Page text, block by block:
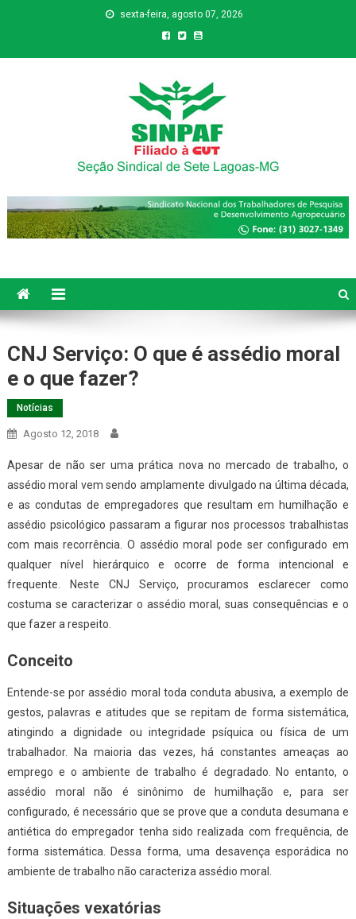
sexta-feira, agosto 07, 2026
Sinpaf
CNJ Serviço: O que é assédio moral
e o que fazer?
Notícias
Agosto 12, 2018
Apesar de não ser uma prática nova no mercado de trabalho, o
assédio moral vem sendo amplamente divulgado na última década,
e as condutas de empregadores que resultam em humilhação e
assédio psicológico passaram a figurar nos processos trabalhistas
com mais recorrência. O assédio moral pode ser configurado em
qualquer nível hierárquico e ocorre de forma intencional e
frequente. Neste CNJ Serviço, procuramos esclarecer como
costuma se caracterizar o assédio moral, suas consequências e o
que fazer a respeito.
Conceito
Entende-se por assédio moral toda conduta abusiva, a exemplo de
gestos, palavras e atitudes que se repitam de forma sistemática,
atingindo a dignidade ou integridade psíquica ou física de um
trabalhador. Na maioria das vezes, há constantes ameaças ao
emprego e o ambiente de trabalho é degradado. No entanto, o
assédio moral não é sinônimo de humilhação e, para ser
configurado, é necessário que se prove que a conduta desumana e
antiética do empregador tenha sido realizada com frequência, de
forma sistemática. Dessa forma, uma desavença esporádica no
ambiente de trabalho não caracteriza assédio moral.
Situações vexatórias